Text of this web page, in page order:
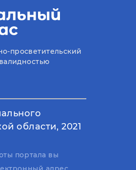
просветительский
области, 2021
портала вы